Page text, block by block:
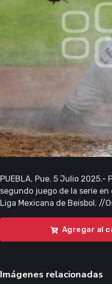
PUEBLA, Pue. 5 Julio 2025.-
segundo juego de la serie
Liga Mexicana de Beisbol. //
Agregar al
Imágenes relacionadas